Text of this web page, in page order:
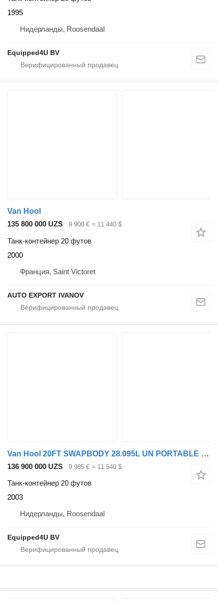
1995
Нидерланды, Roosendaal
Equipped4U BV
Van Hool
135 800 000 UZS
9 900 € ≈ 11 440 $
Танк-контейнер 20 футов
2000
Франция, Saint Victoret
AUTO EXPORT IVANOV
Van Hool 20FT SWAPBODY 28.095L UN PORTABLE T11 ADR/CSC: 05-2028
136 900 000 UZS 9 985 € ≈ 11 540 $
Танк-контейнер 20 футов
2003
Нидерланды, Roosendaal
Equipped4U BV